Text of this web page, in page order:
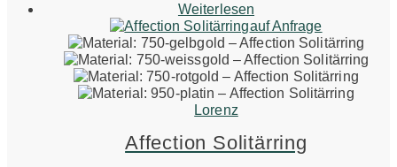
Weiterlesen
auf Anfrage
Lorenz
Affection Solitärring